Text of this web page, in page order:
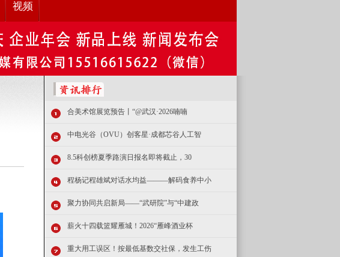
视频
合美术馆展览预告丨“@武汉·2026喃喃
中电光谷（OVU）创客星·成都芯谷人工智
8.5科创榜夏季路演日报名即将截止，30
程杨记程雄斌对话水均益———解码食养中小
聚力协同共启新局——“武研院”与“中建政
薪火十四载篮耀雁城！2026“雁峰酒业杯
重大用工误区！按最低基数交社保，发生工伤